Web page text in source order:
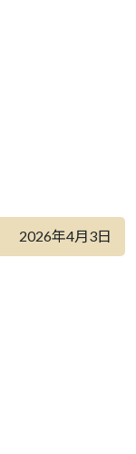
2026年4月3日